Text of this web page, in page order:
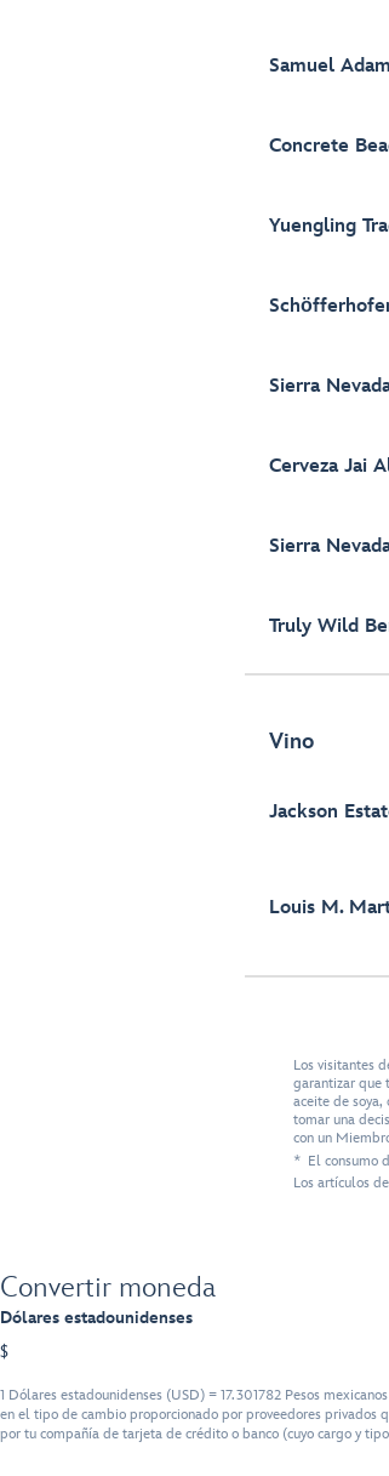
Samuel
Concrete
Yuengling
Sierra
Cerveza Jai
Sierra
Truly Wild
Vino
Jackson
Louis M.
Los visitantes
garantizar que
aceite de
tomar una
con un
* El consumo
Los artículos
Convertir moneda
Dólares estadounidenses
$
1 Dólares estadounidenses (USD) = 17.301782 Pesos
en el tipo de cambio proporcionado por proveedores
por tu compañía de tarjeta de crédito o banco (cuyo cargo y